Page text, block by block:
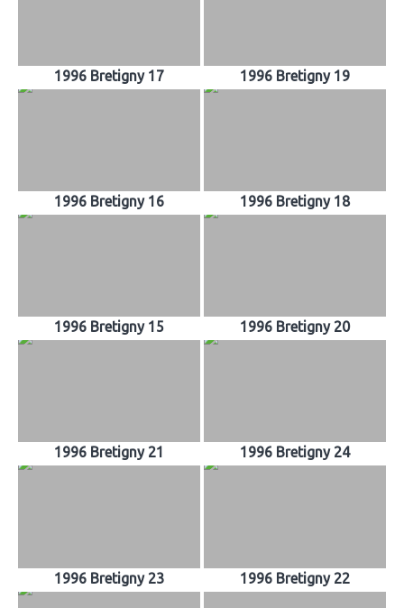
1996 Bretigny 17 1996 Bretigny 19
1996 Bretigny 16 1996 Bretigny 18
1996 Bretigny 15 1996 Bretigny 20
1996 Bretigny 21 1996 Bretigny 24
1996 Bretigny 23 1996 Bretigny 22